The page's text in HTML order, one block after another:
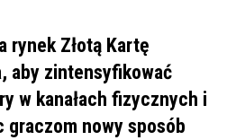
rynek Złotą Kartę
aby zintensyfikować
w kanałach fizycznych i
nowy sposób